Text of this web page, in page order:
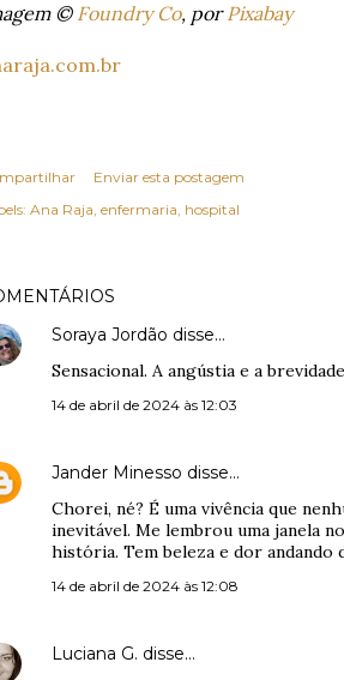
© Foundry Co, porPixabay
Enviar esta postagem
Ana Raja enfermaria hospital
Soraya Jordão disse…
Sensacional. A angústia e a
14 de abril de 2024 às 12:03
Jander Minesso disse…
Chorei, né? É uma vivência que
inevitável. Me lembrou uma janela
história. Tem beleza e dor andando
14 de abril de 2024 às 12:08
Luciana G. disse…